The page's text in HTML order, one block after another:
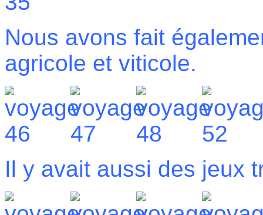
Nous avons fait
agricole et viticole.
Il y avait aussi des jeux